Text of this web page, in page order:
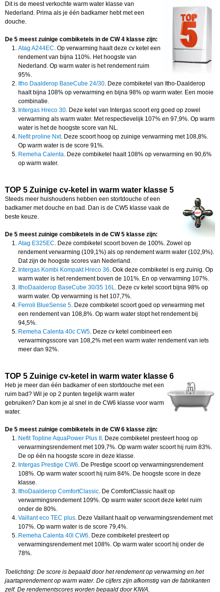
Dit is de meest verkochte warm water klasse van
Nederland. Prima als je één badkamer hebt met een
douche.
De 5 meest zuinige combiketels in de CW 4 klasse zijn:
Atag A244EC. Op verwarming haalt deze cv ketel een
rendement van bijna 110%. Het hoogste van
Nederland. Op warm water is het rendement ruim
95%.
Itho Daalderop BaseCube 24/30. Deze combiketel van Itho-Daalderop
haalt bijna 108% op verwarming en bijna 98% op warm water. Een mooie
combinatie.
Intergas Hreco 30. Deze ketel van Intergas scoort erg goed op zowel
verwarming als warm water. Met respectievelijk 107% en 97,9%. Op warm
water is het de hoogste score van NL.
Nefit proline Nxt. Deze scoort hoog op zuinige verwarming met 108,8%.
Op warm water is de score 91%.
Remeha Calenta. Deze combiketel haalt 108% op verwarming en 90,6%
op warm water.
TOP 5 Zuinige cv-ketel in warm water klasse 5
Steeds meer huishoudens hebben een stortdouche of een
badkamer met douche en bad. Dan is de CW5 klasse vaak de
beste keuze.
De 5 meest zuinige combiketels in de CW 5 klasse zijn:
Atag E325EC. Deze combiketel scoort boven de 100%. Zowel op
rendement verwarming (109,1%) als op rendement warm water (102,9%).
Dat zijn de hoogste scores van Nederland.
Intergas Kombi Kompakt Hreco 36. Ook deze combiketel is erg zuinig. Op
warm water is het rendement boven de 101%. En op verwarming 107%.
IthoDaalderop BaseCube 30/35 16L. Deze cv ketel scoort bijna 98% op
warm water. Op verwarming is het 107,7%.
Ferroli BlueSense 5. Deze combiketel scoort goed op verwarming met
een rendement van 108,8%. Op warm water stopt het rendement bij
94,5%.
Remeha Calenta 40c CW5. Deze cv ketel combineert een
verwarmingsscore van 108,2% met een warm water rendement van iets
meer dan 92%.
TOP 5 Zuinige cv-ketel in warm water klasse 6
Heb je meer dan één badkamer of een stortdouche met een
ruim bad? Wil je op 2 punten tegelijk warm water
gebruiken? Dan kom je al snel in de CW6 klasse voor warm
water.
De 5 meest zuinige combiketels in de CW 6 klasse zijn:
Nefit Topline AquaPower Plus II . Deze combiketel presteert hoog op
verwarmingsrendement met 109,7%. Op warm water scoort hij ruim 83%.
De op één na hoogste score in deze klasse.
Intergas Prestige CW6. De Prestige scoort op verwarmingsrendement
108%. Op warm water scoort hij ruim 84%. De hoogste score in deze
klasse.
IthoDaalderop ComfortClassic. De ComfortClassic haalt op
verwarmingsrendement 109%. Op warm water scoort deze ketel ruim
onder de 80%.
Vaillant eco TEC plus. Deze Vaillant haalt op verwarmingsrendement met
107%. Op warm water is de score 79,4%.
Remeha Calenta 40l CW6. Deze combiketel presteert op
verwarmingsrendement met 108%. Op warm water scoort hij onder de
78%.
Toelichting: De score is bepaald door het rendement op verwarming en het
jaartaprendement op warm water. De cijfers zijn afkomstig van de fabrikanten
zelf. De rendementscores worden bepaald door KIWA.